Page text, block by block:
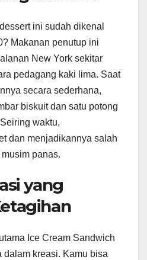
ini sudah dikenal
Makanan penutup ini
New York sekitar
pedagang kaki lima. Saat
secara sederhana,
biskuit dan satu potong
waktu,
dan menjadikannya salah
panas.
yang
Ice Cream Sandwich
kreasi. Kamu bisa